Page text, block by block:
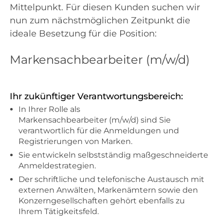
Mittelpunkt. Für diesen Kunden suchen wir
nun zum nächstmöglichen Zeitpunkt die
ideale Besetzung für die Position:
Markensachbearbeiter (m/w/d)
Ihr zukünftiger Verantwortungsbereich:
In Ihrer Rolle als
Markensachbearbeiter (m/w/d) sind Sie
verantwortlich für die Anmeldungen und
Registrierungen von Marken.
Sie entwickeln selbstständig maßgeschneiderte
Anmeldestrategien.
Der schriftliche und telefonische Austausch mit
externen Anwälten, Markenämtern sowie den
Konzerngesellschaften gehört ebenfalls zu
Ihrem Tätigkeitsfeld.